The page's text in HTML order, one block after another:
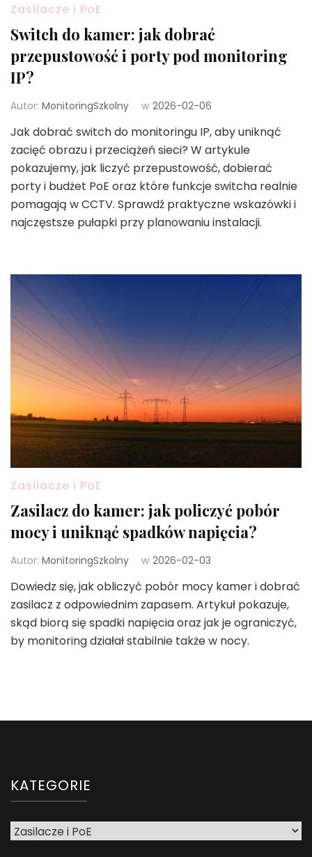
Zasilacze i PoE
Switch do kamer: jak dobrać
przepustowość i porty pod monitoring
IP?
Autor: MonitoringSzkolny w 2026-02-06
Jak dobrać switch do monitoringu IP, aby uniknąć
zacięć obrazu i przeciążeń sieci? W artykule
pokazujemy, jak liczyć przepustowość, dobierać
porty i budżet PoE oraz które funkcje switcha realnie
pomagają w CCTV. Sprawdź praktyczne wskazówki i
najczęstsze pułapki przy planowaniu instalacji.
Zasilacze i PoE
Zasilacz do kamer: jak policzyć pobór
mocy i uniknąć spadków napięcia?
Autor: MonitoringSzkolny w 2026-02-03
Dowiedz się, jak obliczyć pobór mocy kamer i dobrać
zasilacz z odpowiednim zapasem. Artykuł pokazuje,
skąd biorą się spadki napięcia oraz jak je ograniczyć,
by monitoring działał stabilnie także w nocy.
KATEGORIE
Kategorie